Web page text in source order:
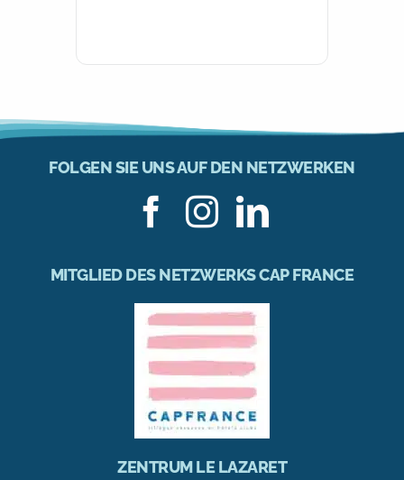
FOLGEN SIE UNS AUF DEN NETZWERKEN
MITGLIED DES NETZWERKS CAP FRANCE
ZENTRUM LE LAZARET